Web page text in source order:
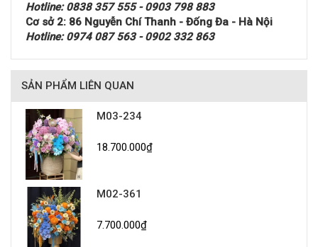
Hotline: 0838 357 555 - 0903 798 883
Cơ sở 2: 86 Nguyễn Chí Thanh - Đống Đa - Hà Nội
Hotline: 0974 087 563 - 0902 332 863
SẢN PHẨM LIÊN QUAN
M03-234
18.700.000₫
M02-361
7.700.000₫